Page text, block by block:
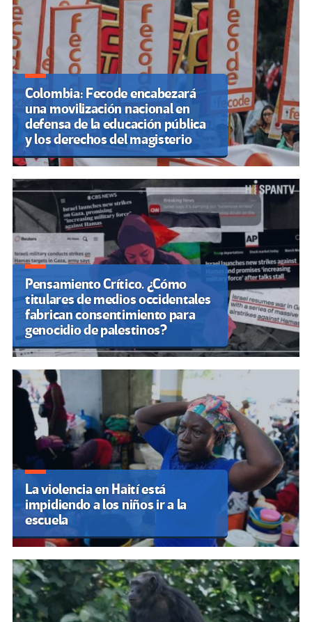
Colombia: Fecode encabezará
una movilización nacional en
defensa de la educación pública
y los derechos del magisterio
Pensamiento Crítico. ¿Cómo
titulares de medios occidentales
fabrican consentimiento para
genocidio de palestinos?
La violencia en Haití está
impidiendo a los niños ir a la
escuela